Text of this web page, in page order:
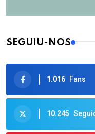
SEGUIU-NOS
1.016 Fans
10.245